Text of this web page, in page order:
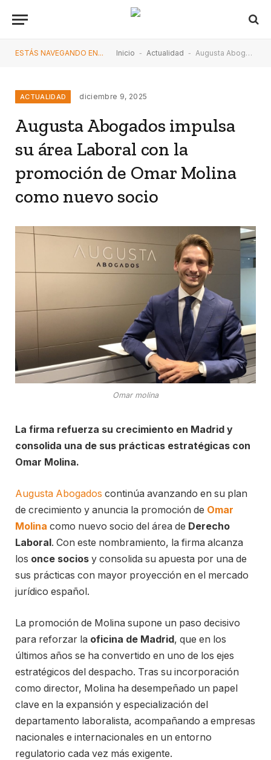
ESTÁS NAVEGANDO EN... Inicio - Actualidad - Augusta Abogados impulsa su área Laboral con la promoción de Omar Molina como nuevo socio
ACTUALIDAD diciembre 9, 2025
Augusta Abogados impulsa
su área Laboral con la
promoción de Omar Molina
como nuevo socio
Omar molina
La firma refuerza su crecimiento en Madrid y
consolida una de sus prácticas estratégicas con
Omar Molina.
Augusta Abogados continúa avanzando en su plan
de crecimiento y anuncia la promoción de Omar
Molina como nuevo socio del área de Derecho
Laboral. Con este nombramiento, la firma alcanza
los once socios y consolida su apuesta por una de
sus prácticas con mayor proyección en el mercado
jurídico español.
La promoción de Molina supone un paso decisivo
para reforzar la oficina de Madrid, que en los
últimos años se ha convertido en uno de los ejes
estratégicos del despacho. Tras su incorporación
como director, Molina ha desempeñado un papel
clave en la expansión y especialización del
departamento laboralista, acompañando a empresas
nacionales e internacionales en un entorno
regulatorio cada vez más exigente.